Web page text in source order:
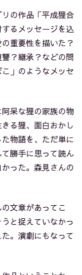
の作品「平成狸合
るメッセージを込
重要性を描いた？
？継承？などの問
」のようなメッセ
呆な狸の家族の物
る狸、面白おかし
物語を、ただ単に
勝手に思って読ん
った。森見さんの
文章があってこ
と捉えていなかっ
。演劇にもなって